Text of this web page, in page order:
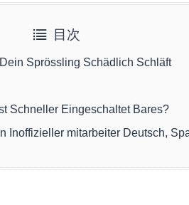
目次
Sprössling Schädlich Schläft
Schneller Eingeschaltet Bares?
Inoffizieller mitarbeiter Deutsch,